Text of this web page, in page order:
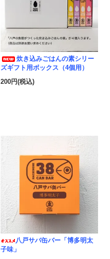
炊き込みごはんの素シリー
ズギフト用ボックス（4個用）
200円(税込)
八戸サバ缶バー「博多明太
子味」